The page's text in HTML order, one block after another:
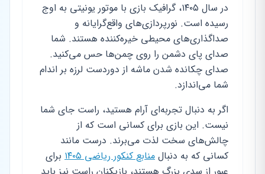
در سال ۱۴۰۵، گرافیک بازی با موتور یونیتی به اوج
رسیده است. نورپردازی‌های واقع‌گرایانه و
صداگذاری‌های محیطی خیره‌کننده هستند. شما
صدای پای دشمن را روی چمن‌ها حس می‌کنید.
صدای چکانده شدن ماشه از دوردست لرزه بر اندام
شما می‌اندازد.
اگر به دنبال تجربه‌ای آرام هستید، راست جای شما
نیست. این بازی برای کسانی است که از
چالش‌های سخت لذت می‌برند. درست مانند
کسانی که به دنبال منابع کنکور ریاضی ۱۴۰۵
برای